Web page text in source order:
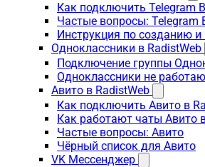
Как подключить Telegram
Частые вопросы: Telegram
Инструкция по созданию и
Одноклассники в RadistWeb
Подключение группы
Одноклассники не
Авито в RadistWeb
Как подключить Авито в
Как работают чаты Авито
Частые вопросы: Авито
Чёрный список для Авито
VK Мессенджер